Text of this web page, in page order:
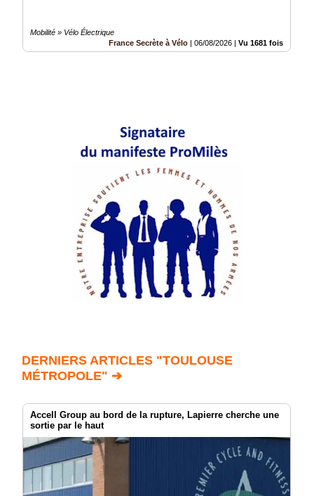
Mobilité » Vélo Électrique
France Secrète à Vélo | 06/08/2026 | Vu 1681 fois
DERNIERS ARTICLES "TOULOUSE
MÉTROPOLE" ➔
Accell Group au bord de la rupture, Lapierre cherche une
sortie par le haut